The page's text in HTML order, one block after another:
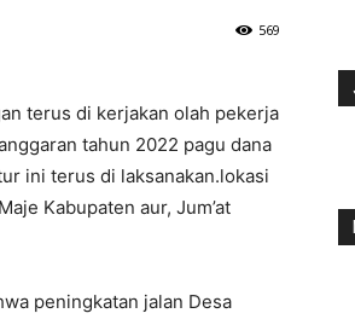
569
terus di kerjakan olah pekerja
tahun 2022 pagu dana
ini terus di laksanakan.lokasi
Kabupaten aur, Jum’at
peningkatan jalan Desa